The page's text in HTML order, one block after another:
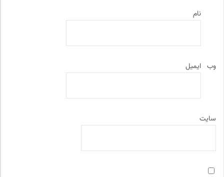
نام
ایمیل وب‌
سایت